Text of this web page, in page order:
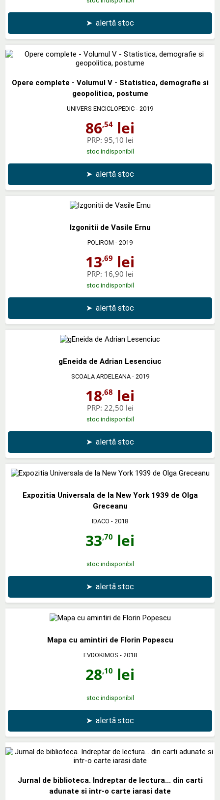
➤ alertă stoc
Opere complete - Volumul V - Statistica, demografie si
geopolitica, postume
UNIVERS ENCICLOPEDIC - 2019
86,54 lei
PRP: 95,10 lei
stoc indisponibil
➤ alertă stoc
Izgonitii de Vasile Ernu
POLIROM - 2019
13,69 lei
PRP: 16,90 lei
stoc indisponibil
➤ alertă stoc
gEneida de Adrian Lesenciuc
SCOALA ARDELEANA- 2019
18,68 lei
PRP: 22,50 lei
stoc indisponibil
➤ alertă stoc
Expozitia Universala de la New York 1939 de Olga
Greceanu
IDACO - 2018
33,70 lei
stoc indisponibil
➤ alertă stoc
Mapa cu amintiri de Florin Popescu
EVDOKIMOS - 2018
28,10 lei
stoc indisponibil
➤ alertă stoc
Jurnal de biblioteca. Indreptar de lectura... din carti
adunate si intr-o carte iarasi date